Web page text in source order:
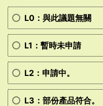
L0：與此議題無關
L1：暫時未申請
L2：申請中。
L3：部份產品符合。